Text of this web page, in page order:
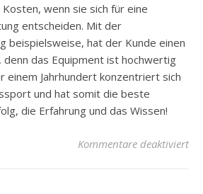
wenn sie sich für eine
entscheiden. Mit der
beispielsweise, hat der Kunde einen
denn das Equipment ist hochwertig
einem Jahrhundert konzentriert sich
und hat somit die beste
die Erfahrung und das Wissen!
Kommentare deaktiviertfür